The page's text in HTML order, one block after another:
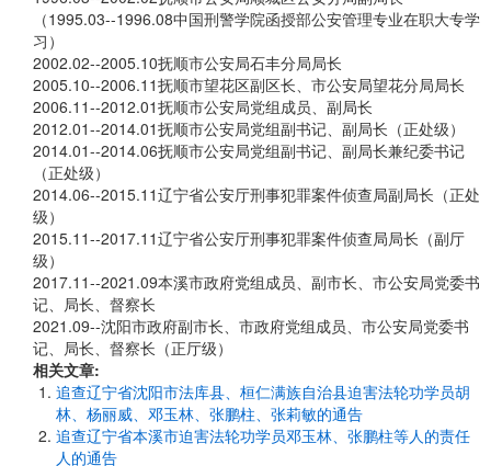
（1995.03--1996.08中国刑警学院函授部公安管理专业在职大专学
习）
2002.02--2005.10抚顺市公安局石丰分局局长
2005.10--2006.11抚顺市望花区副区长、市公安局望花分局局长
2006.11--2012.01抚顺市公安局党组成员、副局长
2012.01--2014.01抚顺市公安局党组副书记、副局长（正处级）
2014.01--2014.06抚顺市公安局党组副书记、副局长兼纪委书记
（正处级）
2014.06--2015.11辽宁省公安厅刑事犯罪案件侦查局副局长（正处
级）
2015.11--2017.11辽宁省公安厅刑事犯罪案件侦查局局长（副厅
级）
2017.11--2021.09本溪市政府党组成员、副市长、市公安局党委书
记、局长、督察长
2021.09--沈阳市政府副市长、市政府党组成员、市公安局党委书
记、局长、督察长（正厅级）
相关文章:
追查辽宁省沈阳市法库县、桓仁满族自治县迫害法轮功学员胡
林、杨丽威、邓玉林、张鹏柱、张莉敏的通告
追查辽宁省本溪市迫害法轮功学员邓玉林、张鹏柱等人的责任
人的通告